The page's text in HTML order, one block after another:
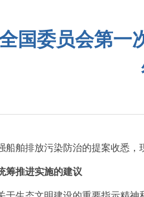
国委员会第
舶排放污染防治的提案收悉，
筹推进实施的建议